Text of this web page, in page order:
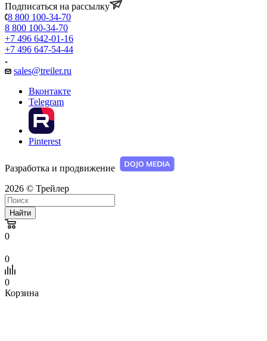
Подписаться на рассылку
8 800 100-34-70
8 800 100-34-70
+7 496 642-01-16
+7 496 647-54-44
sales@treiler.ru
Вконтакте
Telegram
Pinterest
Разработка и продвижение
2026 © Трейлер
Найти
0
0
0
Корзина